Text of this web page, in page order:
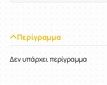
Περίγραμμα
Δεν υπάρχει περίγραμμα